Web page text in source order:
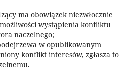
ma obowiązek niezwłocznie
wystąpienia konfliktu
naczelnego;
w opublikowanym
konflikt interesów, zgłasza to